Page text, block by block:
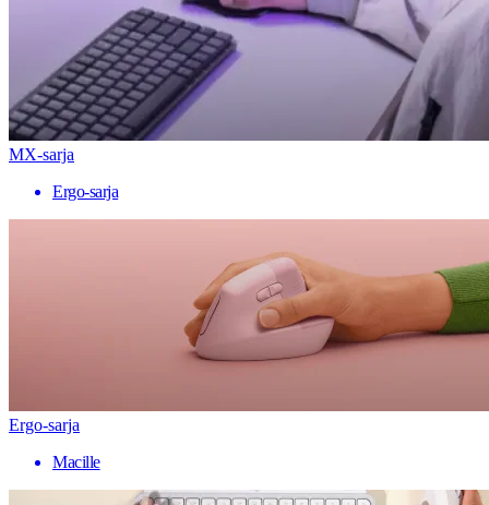
MX-sarja
Ergo-sarja
Ergo-sarja
Macille